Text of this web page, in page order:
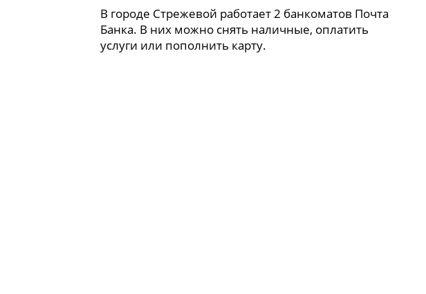
В городе Стрежевой работает 2 банкоматов Почта
Банка. В них можно снять наличные, оплатить
услуги или пополнить карту.